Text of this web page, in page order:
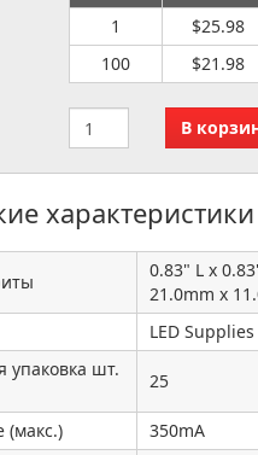
1
$25.98
100
$21.98
характеристики
0.83" L x
21.0mm x
LED Supplies
шт.
25
(макс.)
350mA